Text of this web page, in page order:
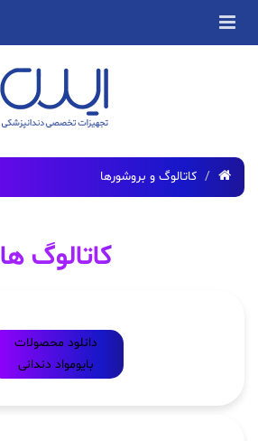
کاتالوگ و بروشورها
کاتالوگ ها
دانلود محصولات
بایومواد دندانی